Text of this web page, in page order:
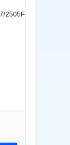
2505F/H